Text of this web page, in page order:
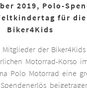
2019, Polo-
für die
Biker4Kids
der
Motorrad-Korso
Polo Motorrad eine